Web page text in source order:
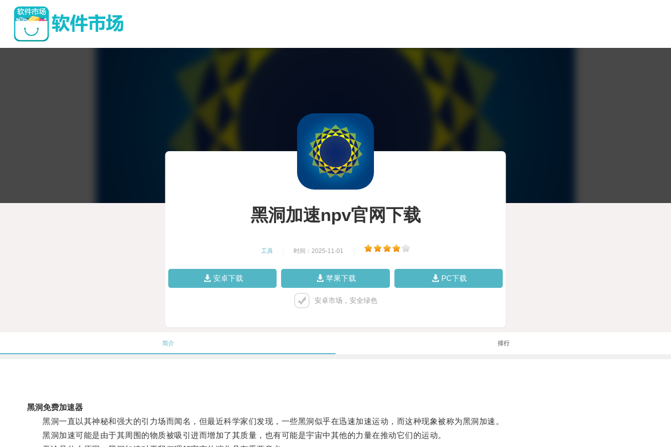
黑洞加速npv官网下载
工具 时间：2025-11-01
安卓下载 苹果下载 PC下载
安卓市场，安全绿色
简介 排行
黑洞免费加速器
黑洞一直以其神秘和强大的引力场而闻名，但最近科学家们发现，一些黑洞似乎在迅速加速运动，而这种现象被称为黑洞加速。
黑洞加速可能是由于其周围的物质被吸引进而增加了其质量，也有可能是宇宙中其他的力量在推动它们的运动。